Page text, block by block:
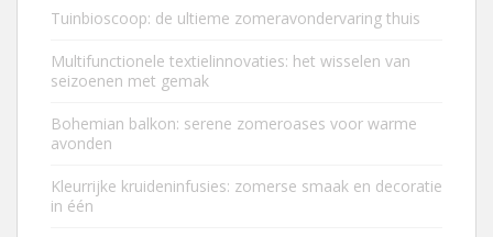
Tuinbioscoop: de ultieme zomeravondervaring thuis
Multifunctionele textielinnovaties: het wisselen van
seizoenen met gemak
Bohemian balkon: serene zomeroases voor warme
avonden
Kleurrijke kruideninfusies: zomerse smaak en decoratie
in één